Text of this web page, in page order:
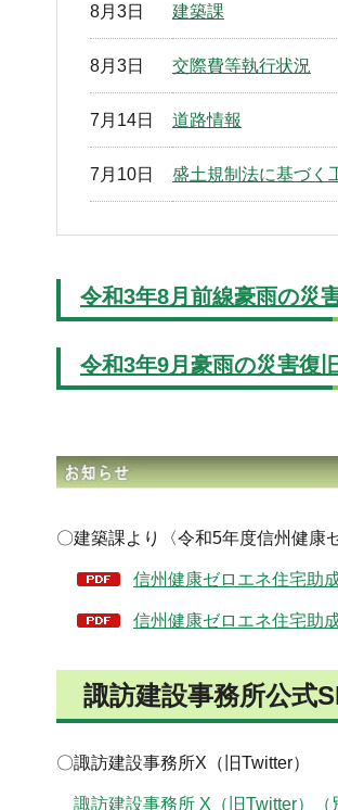
8月3日 建築課
8月3日 交際費等執行状況
7月14日 道路情報
7月10日 盛土規制法に基づく
令和3年8月前線豪雨の災
令和3年9月豪雨の災害復
〇建築課より〈令和5年度信州健康
信州健康ゼロエネ住宅助
信州健康ゼロエネ住宅助
諏訪建設事務所公式
〇諏訪建設事務所X（旧Twitter）
諏訪建設事務所 X（旧Twitter）（